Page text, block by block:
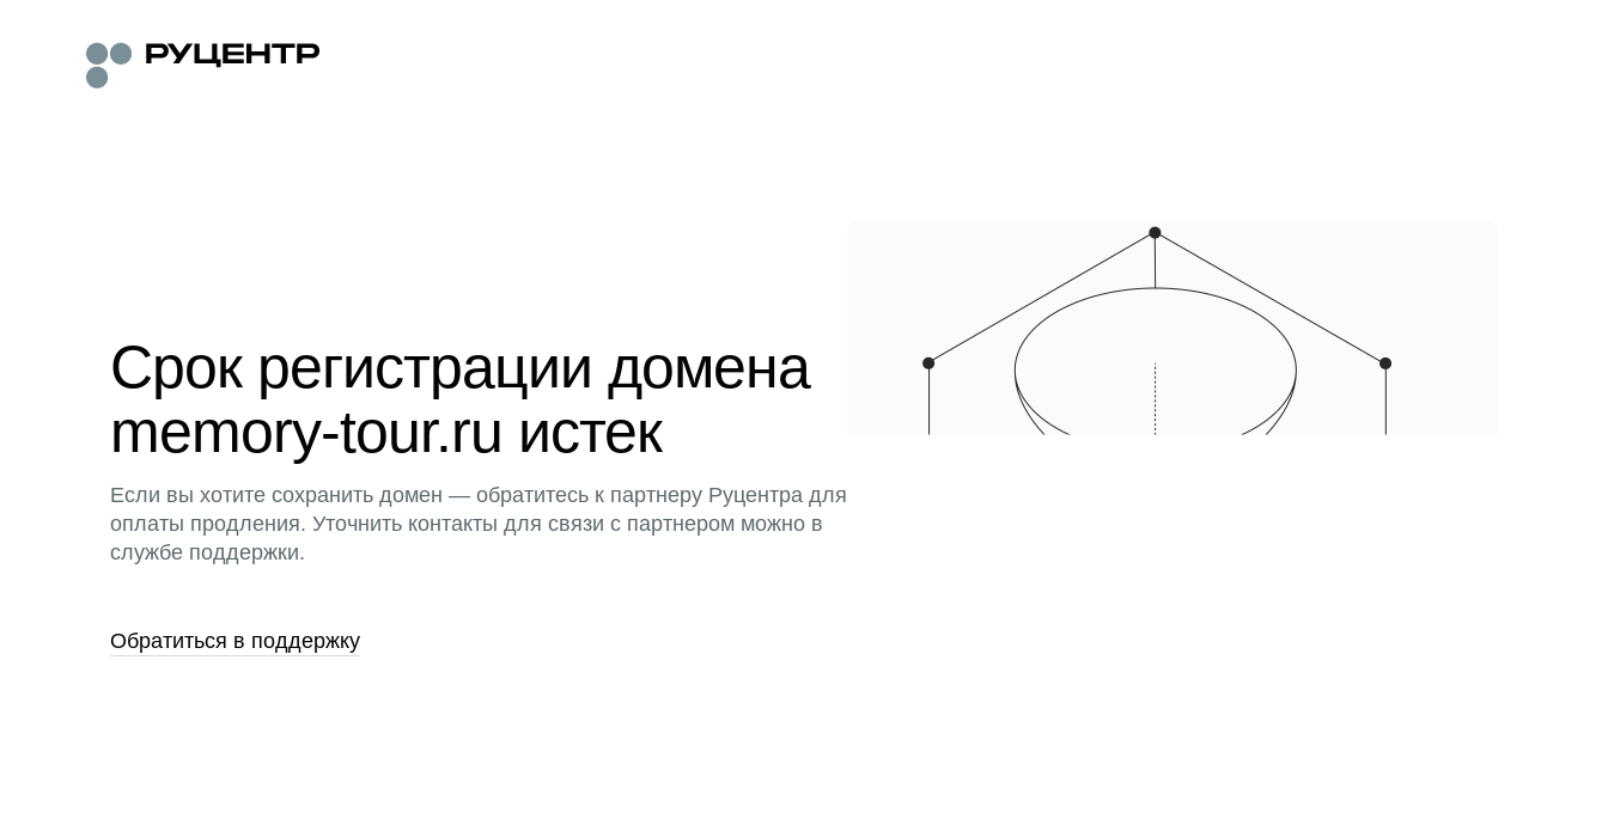
Срок регистрации домена
memory-tour.ru истек
Если вы хотите сохранить домен — обратитесь к партнеру Руцентра для
оплаты продления. Уточнить контакты для связи с партнером можно в
службе поддержки.
Обратиться в поддержку